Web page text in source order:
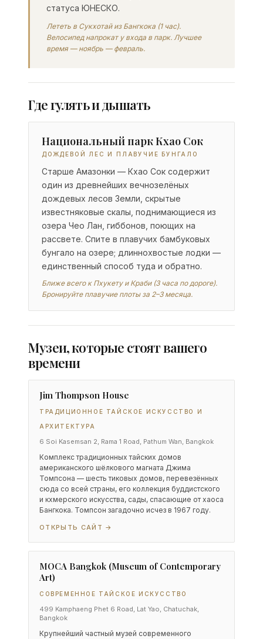
статуса ЮНЕСКО.
Лететь в Сукхотай из Бангкока (1 час).
Велосипед напрокат у входа в парк. Лучшее
время — ноябрь — февраль.
Где гулять и дышать
Национальный парк Кхао Сок
ДОЖДЕВОЙ ЛЕС И ПЛАВУЧИЕ БУНГАЛО
Старше Амазонки — Кхао Сок содержит
один из древнейших вечнозелёных
дождевых лесов Земли, скрытые
известняковые скалы, поднимающиеся из
озера Чео Лан, гиббонов, поющих на
рассвете. Спите в плавучих бамбуковых
бунгало на озере; длиннохвостые лодки —
единственный способ туда и обратно.
Ближе всего к Пхукету и Краби (3 часа по дороге).
Бронируйте плавучие плоты за 2–3 месяца.
Музеи, которые стоят вашего
времени
Jim Thompson House
ТРАДИЦИОННОЕ ТАЙСКОЕ ИСКУССТВО И
АРХИТЕКТУРА
6 Soi Kasemsan 2, Rama 1 Road, Pathum Wan, Bangkok
Комплекс традиционных тайских домов
американского шёлкового магната Джима
Томпсона — шесть тиковых домов, перевезённых
сюда со всей страны, его коллекция буддистского
и кхмерского искусства, сады, спасающие от хаоса
Бангкока. Томпсон загадочно исчез в 1967 году.
ОТКРЫТЬ САЙТ →
MOCA Bangkok (Museum of Contemporary
Art)
СОВРЕМЕННОЕ ТАЙСКОЕ ИСКУССТВО
499 Kamphaeng Phet 6 Road, Lat Yao, Chatuchak,
Bangkok
Крупнейший частный музей современного